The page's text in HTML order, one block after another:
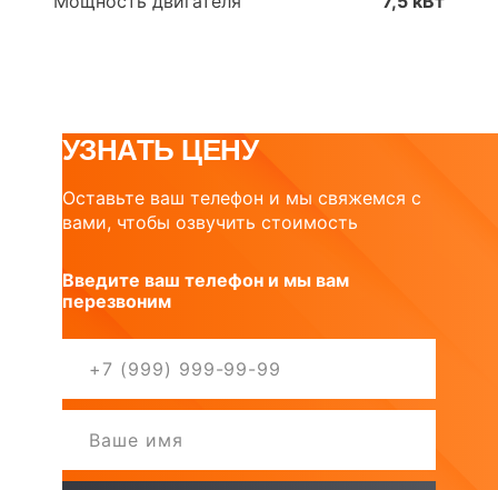
УЗНАТЬ ЦЕНУ
Оставьте ваш телефон и мы свяжемся с
вами, чтобы озвучить стоимость
Введите ваш телефон и мы вам
перезвоним